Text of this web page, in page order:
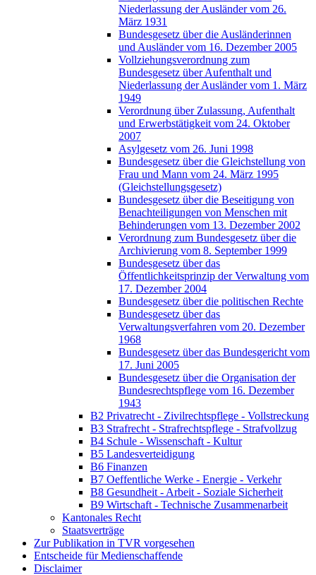
Niederlassung der Ausländer vom 26.
März 1931
Bundesgesetz über die Ausländerinnen
und Ausländer vom 16. Dezember 2005
Vollziehungsverordnung zum
Bundesgesetz über Aufenthalt und
Niederlassung der Ausländer vom 1. März
1949
Verordnung über Zulassung, Aufenthalt
und Erwerbstätigkeit vom 24. Oktober
2007
Asylgesetz vom 26. Juni 1998
Bundesgesetz über die Gleichstellung von
Frau und Mann vom 24. März 1995
(Gleichstellungsgesetz)
Bundesgesetz über die Beseitigung von
Benachteiligungen von Menschen mit
Behinderungen vom 13. Dezember 2002
Verordnung zum Bundesgesetz über die
Archivierung vom 8. September 1999
Bundesgesetz über das
Öffentlichkeitsprinzip der Verwaltung vom
17. Dezember 2004
Bundesgesetz über die politischen Rechte
Bundesgesetz über das
Verwaltungsverfahren vom 20. Dezember
1968
Bundesgesetz über das Bundesgericht vom
17. Juni 2005
Bundesgesetz über die Organisation der
Bundesrechtspflege vom 16. Dezember
1943
B2 Privatrecht - Zivilrechtspflege - Vollstreckung
B3 Strafrecht - Strafrechtspflege - Strafvollzug
B4 Schule - Wissenschaft - Kultur
B5 Landesverteidigung
B6 Finanzen
B7 Oeffentliche Werke - Energie - Verkehr
B8 Gesundheit - Arbeit - Soziale Sicherheit
B9 Wirtschaft - Technische Zusammenarbeit
Kantonales Recht
Staatsverträge
Zur Publikation in TVR vorgesehen
Entscheide für Medienschaffende
Disclaimer